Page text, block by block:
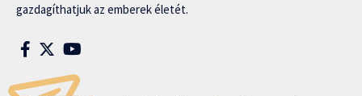
gazdagíthatjuk az emberek életét.